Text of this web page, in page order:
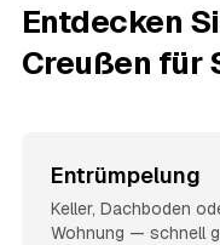
Entdecken
Creußen für
Entrümpelung
Keller, Dachboden
Wohnung — schnell